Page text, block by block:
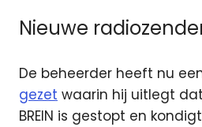
Nieuwe
De beheerder heeft nu
gezet waarin hij uitlegt
BREIN is gestopt en